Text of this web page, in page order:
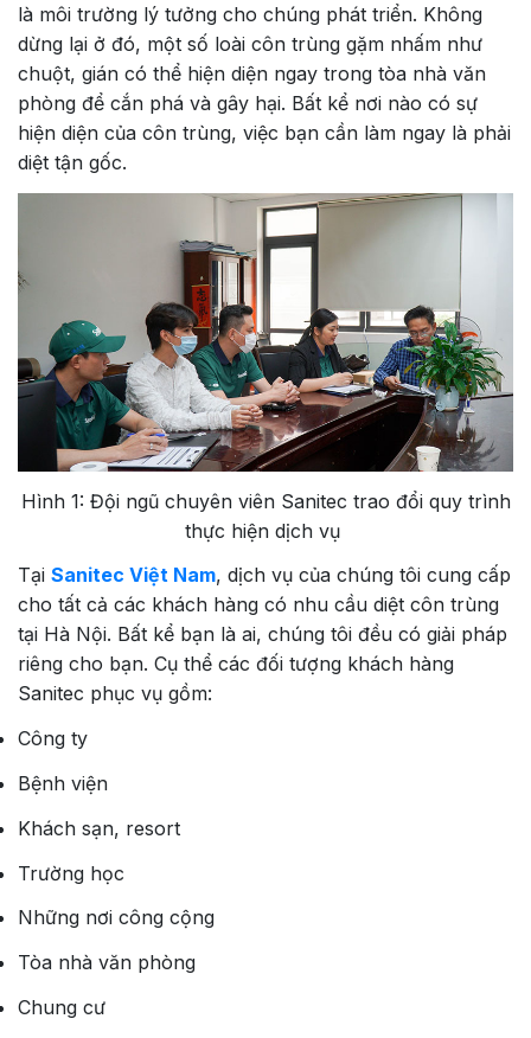
là môi trường lý tưởng cho chúng phát triển. Không
dừng lại ở đó, một số loài côn trùng gặm nhấm như
chuột, gián có thể hiện diện ngay trong tòa nhà văn
phòng để cắn phá và gây hại. Bất kể nơi nào có sự
hiện diện của côn trùng, việc bạn cần làm ngay là phải
diệt tận gốc.
Hình 1: Đội ngũ chuyên viên Sanitec trao đổi quy trình
thực hiện dịch vụ
Tại Sanitec Việt Nam, dịch vụ của chúng tôi cung cấp
cho tất cả các khách hàng có nhu cầu diệt côn trùng
tại Hà Nội. Bất kể bạn là ai, chúng tôi đều có giải pháp
riêng cho bạn. Cụ thể các đối tượng khách hàng
Sanitec phục vụ gồm:
Công ty
Bệnh viện
Khách sạn, resort
Trường học
Những nơi công cộng
Tòa nhà văn phòng
Chung cư